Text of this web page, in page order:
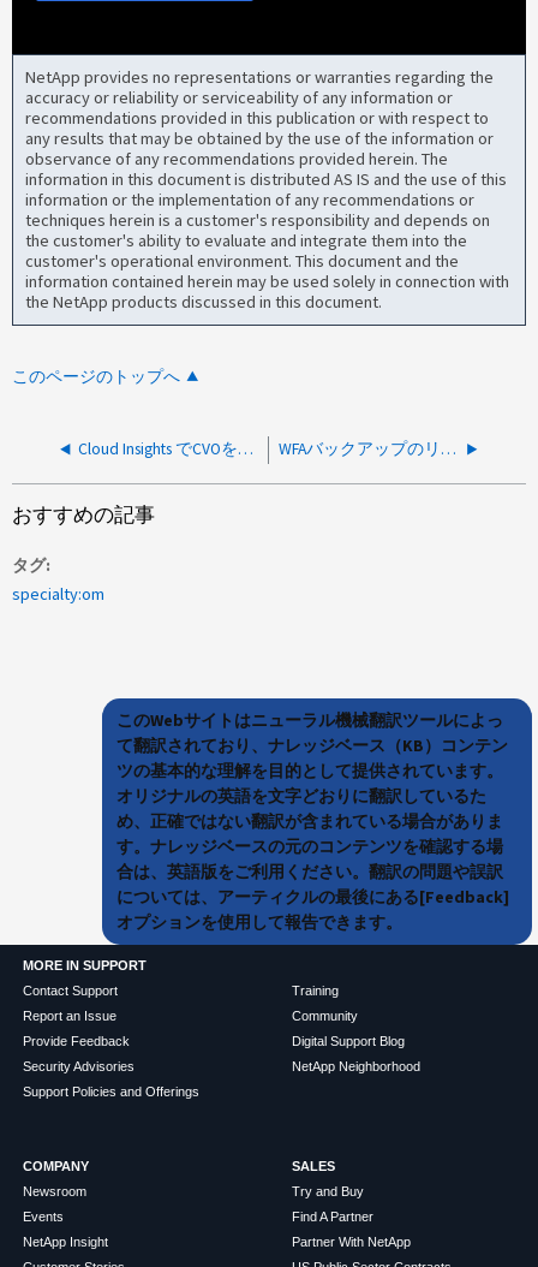
NetApp provides no representations or warranties regarding the
accuracy or reliability or serviceability of any information or
recommendations provided in this publication or with respect to
any results that may be obtained by the use of the information or
observance of any recommendations provided herein. The
information in this document is distributed AS IS and the use of this
information or the implementation of any recommendations or
techniques herein is a customer's responsibility and depends on
the customer's ability to evaluate and integrate them into the
customer's operational environment. This document and the
information contained herein may be used solely in connection with
the NetApp products discussed in this document.
このページのトップへ
Cloud Insights でCVOを追加中にエラーが発生しました：証明書の開始日が現在の日付よりあとになっています WFAバックアップのリストアが「Failed restoring 'wfa_V4.2.0.0.1"」というエラーで失敗しました。
おすすめの記事
タグ
specialty:om
このWebサイトはニューラル機械翻訳ツールによっ
て翻訳されており、ナレッジベース（KB）コンテン
ツの基本的な理解を目的として提供されています。
オリジナルの英語を文字どおりに翻訳しているた
め、正確ではない翻訳が含まれている場合がありま
す。ナレッジベースの元のコンテンツを確認する場
合は、英語版をご利用ください。翻訳の問題や誤訳
については、アーティクルの最後にある[Feedback]
オプションを使用して報告できます。
MORE IN SUPPORT
Contact Support
Report an Issue
Provide Feedback
Security Advisories
Support Policies and Offerings
Training
Community
Digital Support Blog
NetApp Neighborhood
COMPANY
Newsroom
Events
NetApp Insight
SALES
Try and Buy
Find A Partner
Partner With NetApp